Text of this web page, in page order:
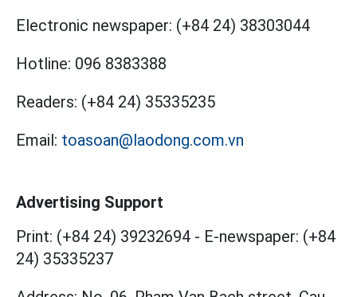
Electronic newspaper: (+84 24) 38303044
Hotline: 096 8383388
Readers: (+84 24) 35335235
Email: toasoan@laodong.com.vn
Advertising Support
Print: (+84 24) 39232694 - E-newspaper: (+84
24) 35335237